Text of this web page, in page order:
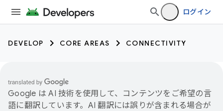
ログイン
DEVELOP CORE AREAS CONNECTIVITY
Google は AI 技術を使用して、コンテンツをご希望の言
語に翻訳しています。AI 翻訳には誤りが含まれる場合が